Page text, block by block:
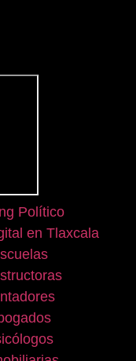
Político
en Tlaxcala